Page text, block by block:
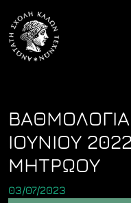
content
ΙΟΥΝΙΟΥ
ΜΗΤΡΩΟΥ
03/07/2023